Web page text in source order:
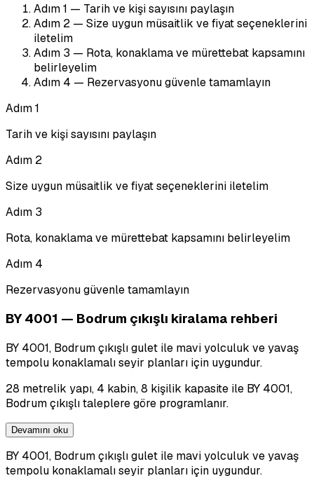
Adım1 — Tarih ve kişi sayısını paylaşın
Adım 2 — Size uygun müsaitlik ve fiyat seçeneklerini
iletelim
Adım 3 — Rota, konaklama ve mürettebat kapsamını
belirleyelim
Adım 4 — Rezervasyonu güvenle tamamlayın
Adım1
Tarih ve kişi sayısını paylaşın
Adım 2
Size uygun müsaitlik ve fiyat seçeneklerini iletelim
Adım 3
Rota, konaklama ve mürettebat kapsamını belirleyelim
Adım 4
Rezervasyonu güvenle tamamlayın
BY 4001 — Bodrum çıkışlı kiralama rehberi
BY 4001, Bodrum çıkışlı gulet ile mavi yolculuk ve yavaş
tempolu konaklamalı seyir planları için uygundur.
28 metrelik yapı, 4 kabin, 8 kişilik kapasite ile BY 4001,
Bodrum çıkışlı taleplere göre programlanır.
Devamını oku
BY 4001, Bodrum çıkışlı gulet ile mavi yolculuk ve yavaş
tempolu konaklamalı seyir planları için uygundur.